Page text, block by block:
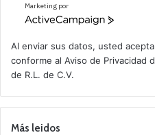
Marketing por
A
v
e
a
m
a
Al enviar sus datos, usted
conforme al Aviso de Privacidad
de R.L. de C.V.
Más leidos